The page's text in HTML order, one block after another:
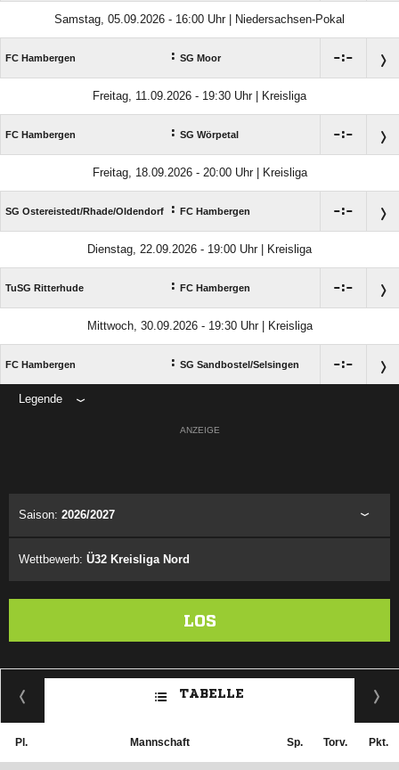
Samstag, 05.09.2026 - 16:00 Uhr | Niedersachsen-Pokal
FC Hambergen : SG Moor :
Freitag, 11.09.2026 - 19:30 Uhr | Kreisliga
FC Hambergen : SG Wörpetal :
Freitag, 18.09.2026 - 20:00 Uhr | Kreisliga
SG Ostereistedt/​Rhade/​Oldendorf : FC Hambergen :
Dienstag, 22.09.2026 - 19:00 Uhr | Kreisliga
TuSG Ritterhude : FC Hambergen :
Mittwoch, 30.09.2026 - 19:30 Uhr | Kreisliga
FC Hambergen : SG Sandbostel/​Selsingen :
Legende
ANZEIGE
Saison: 2026/2027
Wettbewerb: Ü32 Kreisliga Nord
LOS
TABELLE
Pl. Mannschaft Sp. Torv. Pkt.